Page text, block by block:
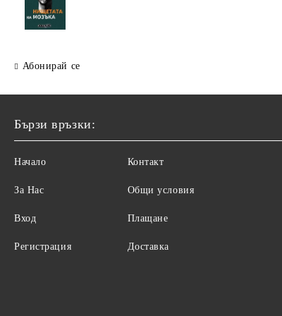
Абонирай се
Бързи връзки:
Начало
За Нас
Вход
Регистрация
Контакт
Общи условия
Плащане
Доставка